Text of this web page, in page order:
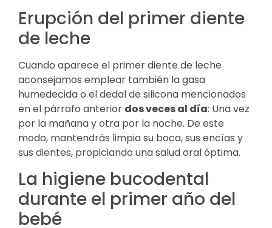
Erupción del primer diente
de leche
Cuando aparece el primer diente de leche
aconsejamos emplear también la gasa
humedecida o el dedal de silicona mencionados
en el párrafo anterior dos veces al día: Una vez
por la mañana y otra por la noche. De este
modo, mantendrás limpia su boca, sus encías y
sus dientes, propiciando una salud oral óptima.
La higiene bucodental
durante el primer año del
bebé